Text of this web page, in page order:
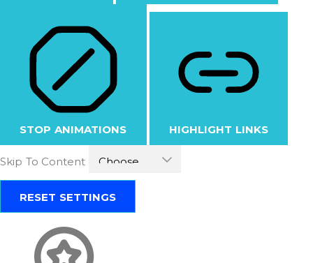
STOP ANIMATIONS HIGHLIGHT LINKS
Skip To Content
RESET SETTINGS